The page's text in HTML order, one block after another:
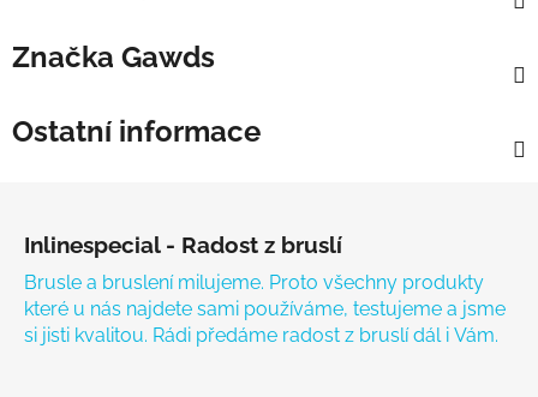
Značka Gawds
Ostatní informace
Inlinespecial - Radost z bruslí
Brusle a bruslení milujeme. Proto všechny produkty
které u nás najdete sami používáme, testujeme a jsme
si jisti kvalitou. Rádi předáme radost z bruslí dál i Vám.